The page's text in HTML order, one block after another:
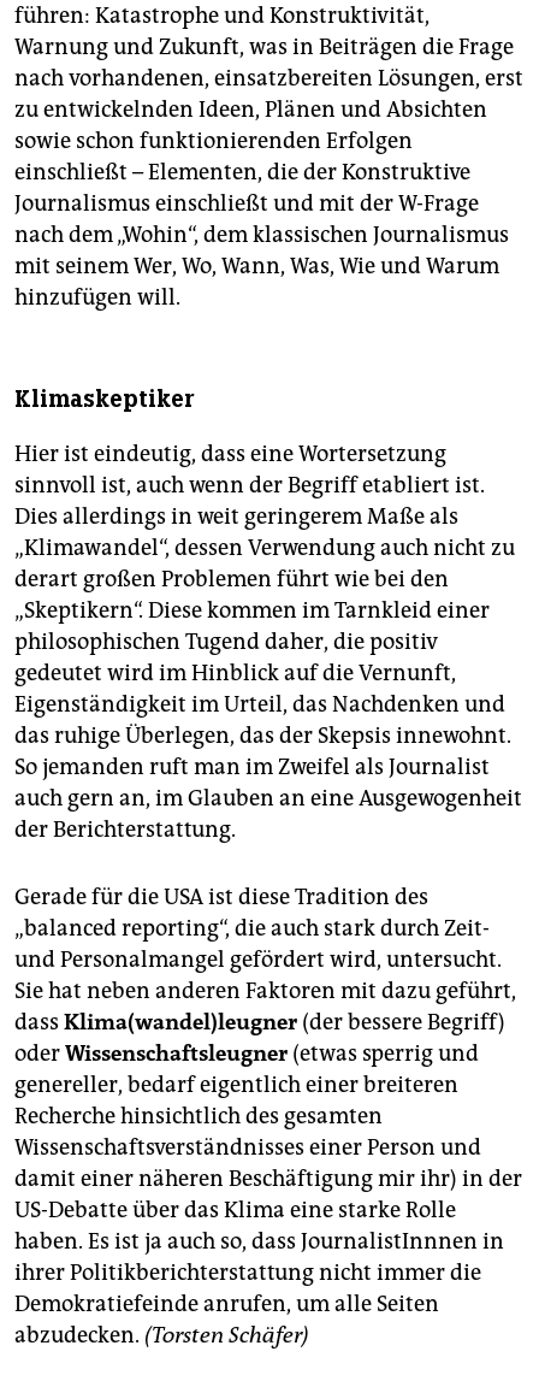
führen: Katastrophe und Konstruktivität,
Warnung und Zukunft, was in Beiträgen die Frage
nach vorhandenen, einsatzbereiten Lösungen, erst
zu entwickelnden Ideen, Plänen und Absichten
sowie schon funktionierenden Erfolgen
einschließt – Elementen, die der Konstruktive
Journalismus einschließt und mit der W-Frage
nach dem „Wohin“, dem klassischen Journalismus
mit seinem Wer, Wo, Wann, Was, Wie und Warum
hinzufügen will.
Klimaskeptiker
Hier ist eindeutig, dass eine Wortersetzung
sinnvoll ist, auch wenn der Begriff etabliert ist.
Dies allerdings in weit geringerem Maße als
„Klimawandel“, dessen Verwendung auch nicht zu
derart großen Problemen führt wie bei den
„Skeptikern“. Diese kommen im Tarnkleid einer
philosophischen Tugend daher, die positiv
gedeutet wird im Hinblick auf die Vernunft,
Eigenständigkeit im Urteil, das Nachdenken und
das ruhige Überlegen, das der Skepsis innewohnt.
So jemanden ruft man im Zweifel als Journalist
auch gern an, im Glauben an eine Ausgewogenheit
der Berichterstattung.
Gerade für die USA ist diese Tradition des
„balanced reporting“, die auch stark durch Zeit-
und Personalmangel gefördert wird, untersucht.
Sie hat neben anderen Faktoren mit dazu geführt,
dass Klima(wandel)leugner (der bessere Begriff)
oderWissenschaftsleugner (etwas sperrig und
genereller, bedarf eigentlich einer breiteren
Recherche hinsichtlich des gesamten
Wissenschaftsverständnisses einer Person und
damit einer näheren Beschäftigung mir ihr) in der
US-Debatte über das Klima eine starke Rolle
haben. Es ist ja auch so, dass JournalistInnnen in
ihrer Politikberichterstattung nicht immer die
Demokratiefeinde anrufen, um alle Seiten
abzudecken. (Torsten Schäfer)